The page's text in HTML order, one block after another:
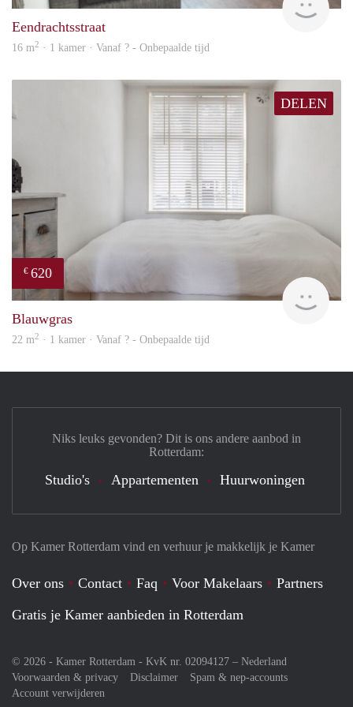
Eendrachtsstraat
16 m2 · 1 kamer · Vanaf ? - Onbepaalde tijd
DELEN
€ 620
Blauwgras
22 m2 · 1 kamer · Vanaf ? - Onbepaalde tijd
Op Kamer Rotterdam vind en verhuur je makkelijk je Kamer
Over ons Contact Faq Voor Makelaars
Partners
Gratis je Kamer aanbieden in Rotterdam
© 2026 - Kamer Rotterdam - KvK nr. 02094127 – Nederland
Voorwaarden & privacy
Disclaimer
Spam & nep-accounts
Account verwijderen
Niks leuks gevonden? Dit is ons andere aanbod in
Rotterdam:
Studio's Appartementen Huurwoningen